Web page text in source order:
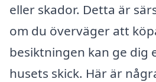
eller skador. Detta är
om du överväger att
besiktningen kan ge dig
husets skick. Här är